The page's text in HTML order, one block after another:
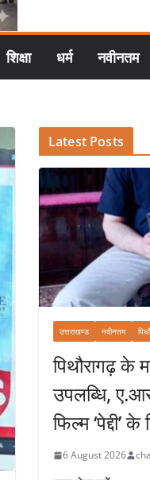
शिक्षा धर्म नवीनतम
Latest Posts
उत्तराखण्ड नवीनतम
पिथौरागढ़ के
उपलब्धि,
फिल्म ‘पेद्दी’
6 August 2026